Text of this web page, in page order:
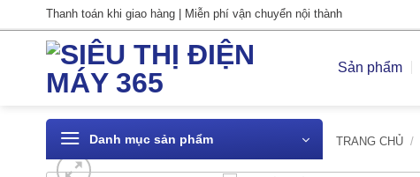
qua
Thanh toán khi giao hàng | Miễn phí vận chuyển nội thành
Sản phẩm
Danh mục sản phẩm TRANG CHỦ /